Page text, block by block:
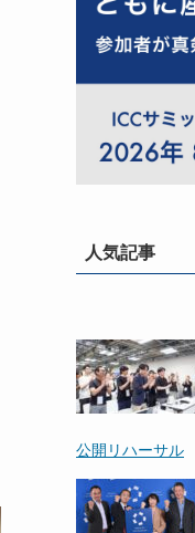
人気記事
公開リハーサル